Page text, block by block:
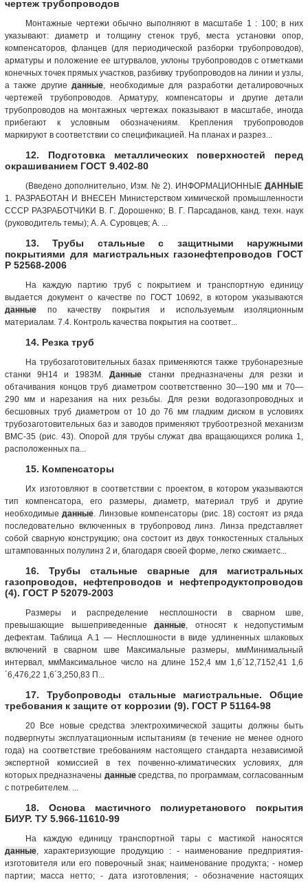
чертеж трубопроводов
Монтажные чертежи обычно выполняют в масштабе 1 : 100; в них
указывают: диаметр и толщину стенок труб, места установки опор,
компенсаторов, фланцев (для периодической разборки трубопроводов),
арматуры и положение ее штурвалов, уклоны трубопроводов с отметками
конечных точек прямых участков, разбивку трубопроводов на линии и узлы,
а также другиеданные , необходимые для разработки деталировочных
чертежей трубопроводов. Арматуру, компенсаторы и другие детали
трубопроводов на монтажных чертежах показывают в масштабе, иногда
прибегают к условным обозначениям. Крепления трубопроводов
маркируют в соответствии со спецификацией. На планах и разрез...
12. Подготовка металлических поверхностей перед
окрашиванием ГОСТ 9.402-80
(Введено дополнительно, Изм. № 2). ИНФОРМАЦИОННЫЕ ДАННЫЕ
1. РАЗРАБОТАН И ВНЕСЕН Министерством химической промышленности
СССР РАЗРАБОТЧИКИ В. Г. Дорошенко; В. Г. Парсаданов, канд. техн. наук
(руководитель темы); А. А. Суровцев; А. ...
13. Трубы стальные с защитными наружными
покрытиями для магистральных газонефтепроводов ГОСТ
Р 52568-2006
На каждую партию труб с покрытием и транспортную единицу
выдается документ о качестве по ГОСТ 10692, в котором указываются
данные по качеству покрытия и используемым изоляционным
материалам. 7.4. Контроль качества покрытия на соответ...
14. Резка труб
На трубозаготовительных базах применяются также трубонарезные
станки 9Н14 и 1983М.Данные станки предназначены для резки и
обтачивания концов труб диаметром соответственно 30—190 мм и 70—
290 мм и нарезания на них резьбы. Для резки водогазопроводных и
бесшовных труб диаметром от 10 до 76 мм гладким диском в условиях
трубозаготовительных баз и заводов применяют трубоотрезной механизм
ВМС-35 (рис. 43). Опорой для трубы служат два вращающихся ролика 1,
расположенных па...
15. Компенсаторы
Их изготовляют в соответствии с проектом, в котором указываются
тип компенсатора, его размеры, диаметр, материал труб и другие
необходимыеданные . Линзовые компенсаторы (рис. 18) состоят из ряда
последовательно включенных в трубопровод линз. Линза представляет
собой сварную конструкцию; она состоит из двух тонкостенных стальных
штампованных полулинз 2 и, благодаря своей форме, легко сжимаетс...
16. Трубы стальные сварные для магистральных
газопроводов, нефтепроводов и нефтепродуктопроводов
(4). ГОСТ Р 52079-2003
Размеры и распределение несплошности в сварном шве,
превышающие вышеприведенныеданные , относят к недопустимым
дефектам. Таблица А.1 — Несплошности в виде удлиненных шлаковых
включений в сварном шве Максимальные размеры, ммМинимальный
интервал, ммМаксимальное число на длине 152,4 мм 1,6´12,7152,41 1,6
´6,476,22 1,6´3,250,83 П...
17. Трубопроводы стальные магистральные. Общие
требования к защите от коррозии (9). ГОСТ Р 51164-98
20 Все новые средства электрохимической защиты должны быть
подвергнуты эксплуатационным испытаниям (в течение не менее одного
года) на соответствие требованиям настоящего стандарта независимой
экспертной комиссией в тех почвенно-климатических условиях, для
которых предназначены данныесредства, по программам, согласованным
с потребителем. ...
18. Основа мастичного полиуретанового покрытия
БИУР. ТУ 5.966-11610-99
На каждую единицу транспортной тары с мастикой наносятся
данные , характеризующие продукцию : - наименование предприятия-
изготовителя или его поверочный знак; наименование продукта; - номер
партии; масса нетто; - дата изготовления; - обозначение настоящих